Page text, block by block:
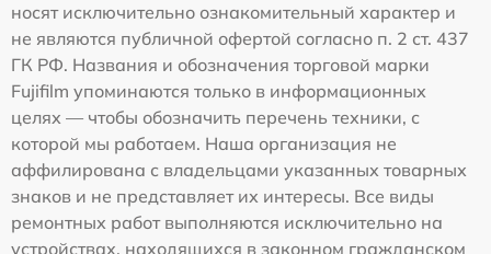
носят исключительно ознакомительный характер и
не являются публичной офертой согласно п. 2 ст. 437
ГК РФ. Названия и обозначения торговой марки
Fujifilm упоминаются только в информационных
целях — чтобы обозначить перечень техники, с
которой мы работаем. Наша организация не
аффилирована с владельцами указанных товарных
знаков и не представляет их интересы. Все виды
ремонтных работ выполняются исключительно на
устройствах, находящихся в законном гражданском